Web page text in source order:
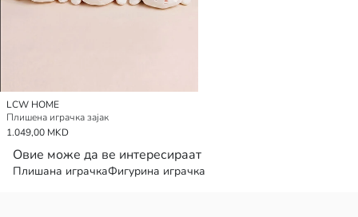
LCW HOME
Плишена играчка зајак
1.049,00 MKD
Овие може да ве интересираат
Плишана играчкаФигурина играчка